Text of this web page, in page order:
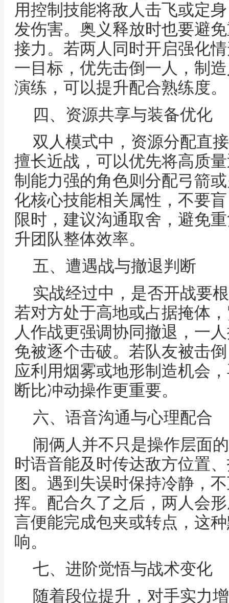
用控制技能将敌人击飞或定
发伤害。奥义释放时也要避
接力。若两人同时开启强化
一目标，优先击倒一人，制
演练，可以提升配合熟练度。
四、资源共享与装备优化
双人模式中，资源分配直
擅长近战，可以优先将高质
制能力强的角色则分配弓箭
化核心技能相关属性，不要
限时，建议沟通取舍，避免
升团队整体效率。
五、遭遇战与撤退判断
实战经过中，是否开战要
若对方处于高地或占据掩体
人作战更强调协同撤退，一
免被逐个击破。若队友被击
应利用烟雾或地形制造机会
断比冲动操作更重要。
六、语音沟通与心理配合
闹俩人并不只是操作层面
时语音能及时传达敌方位置
图。遇到失误时保持冷静，
挥。配合久了之后，两人会
言便能完成包夹或转点，这
响。
七、进阶觉悟与战术变化
随着段位提升，对手实力